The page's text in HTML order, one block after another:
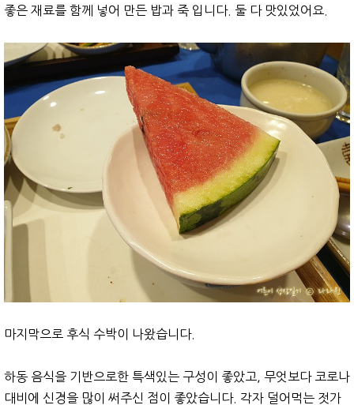
좋은 재료를 함께 넣어 만든 밥과 죽 입니다. 둘 다 맛있었어요.
마지막으로 후식 수박이 나왔습니다.
하동 음식을 기반으로한 특색있는 구성이 좋았고, 무엇보다 코로나
대비에 신경을 많이 써주신 점이 좋았습니다. 각자 덜어먹는 젓가